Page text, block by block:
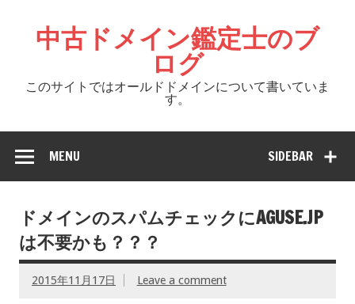
中古ドメイン鑑定士のブ
ログ
このサイトではオールドドメインについて書いていま
す。
SIDEBAR
MENU
ドメインのスパムチェックにAGUSE.JP
は不要かも？？？
2015年11月17日 Leave a comment